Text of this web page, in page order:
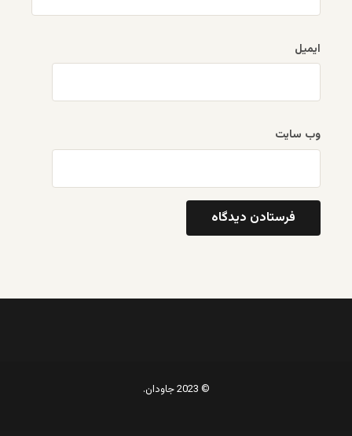
ایمیل
وب‌ سایت
© 2023 جاودان.